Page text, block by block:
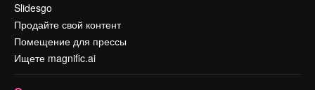
Slidesgo
Продайте свой контент
Помещение для прессы
Ищете magnific.ai